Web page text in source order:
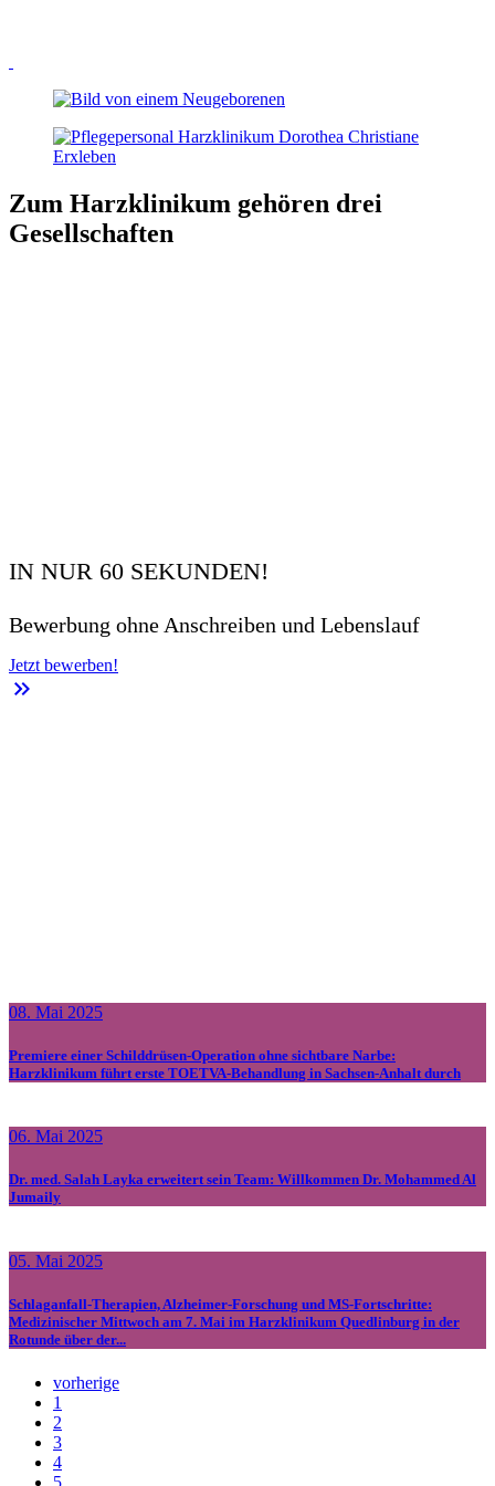
Zum Harzklinikum gehören drei
Gesellschaften
IN NUR 60 SEKUNDEN!
Bewerbung ohne Anschreiben und Lebenslauf
Jetzt bewerben!
keyboard_double_arrow_right
08. Mai 2025
Premiere einer Schilddrüsen-Operation ohne sichtbare Narbe:
Harzklinikum führt erste TOETVA-Behandlung in Sachsen-Anhalt durch
06. Mai 2025
Dr. med. Salah Layka erweitert sein Team: Willkommen Dr. Mohammed Al
Jumaily
05. Mai 2025
Schlaganfall-Therapien, Alzheimer-Forschung und MS-Fortschritte:
Medizinischer Mittwoch am 7. Mai im Harzklinikum Quedlinburg in der
Rotunde über der...
vorherige
1
2
3
4
5